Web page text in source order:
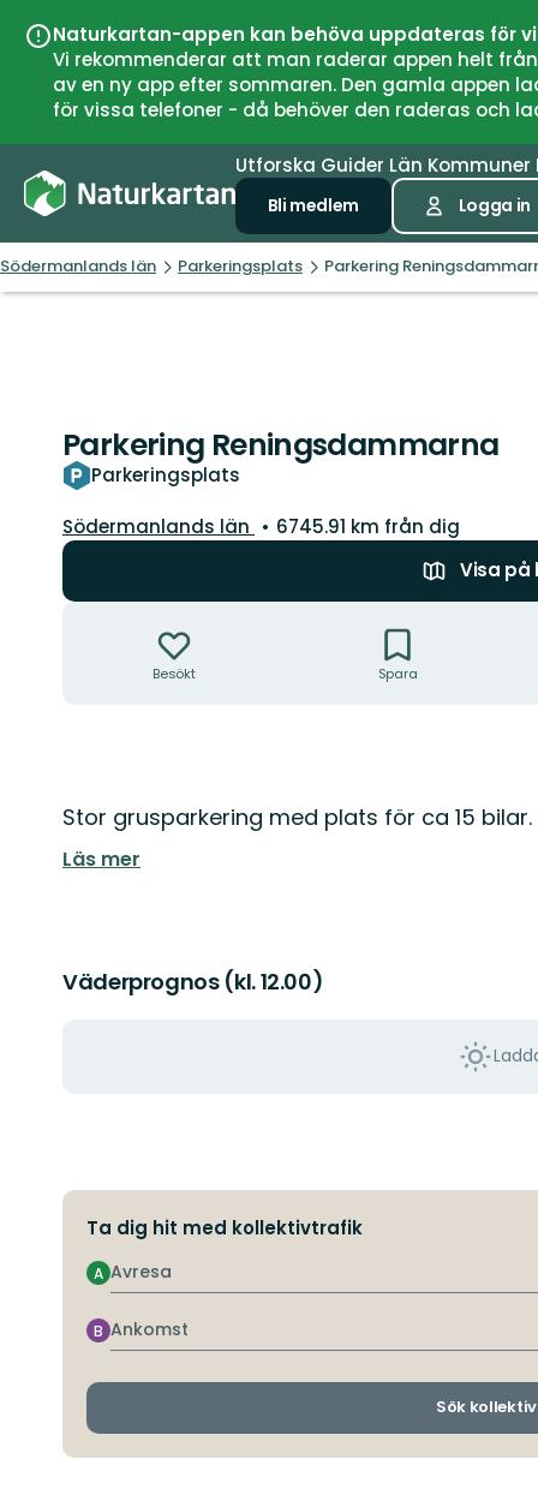
Naturkartan-appen kan behöva uppdateras för
Vi rekommenderar att man raderar appen helt
av en ny app efter sommaren. Den gamla
för vissa telefoner - då behöver den raderas och
Utforska Guider Län Kommuner
Bli medlem Logga in
Södermanlands län Parkeringsplats Parkering
Parkering Reningsdammarna
Parkeringsplats
Län:
Södermanlands län
6745.91 km från dig
Visa på
Besökt Spara
Beskrivning
Stor grusparkering med plats för ca 15 bilar.
Läs mer
Väderprognos (kl. 12.00)
Ta dig hit med kollektivtrafik
Avresa
A
Ankomst
B
Sök